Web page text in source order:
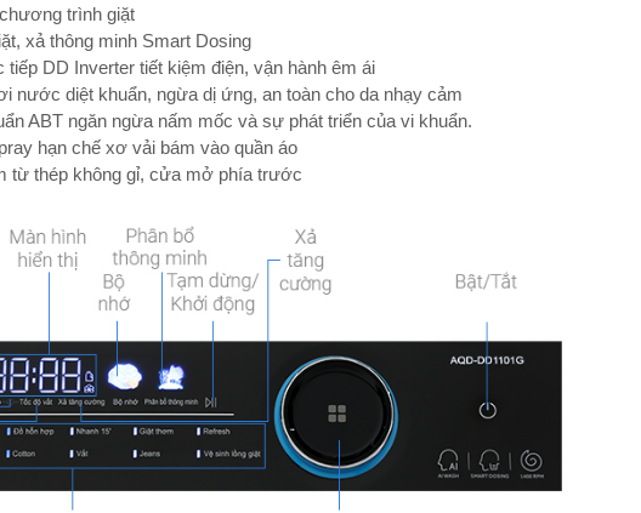
trình giặt
xả thông minh Smart Dosing
DD Inverter tiết kiệm điện, vận hành êm ái
nước diệt khuẩn, ngừa dị ứng, an toàn cho da nhạy cảm
ABT ngăn ngừa nấm mốc và sự phát triển của vi khuẩn.
hạn chế xơ vải bám vào quần áo
từ thép không gỉ, cửa mở phía trước